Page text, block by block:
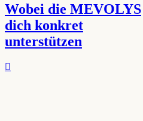
Wobei die MEVOLYS
dich konkret
unterstützen